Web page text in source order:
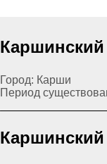
Каршинский
Город: Карши
Период
Каршинский